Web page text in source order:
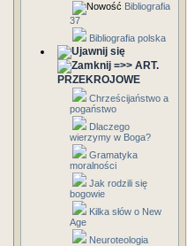
Bibliografia
37
Bibliografia polska
=>> ART.
PRZEKROJOWE
Chrześcijaństwo a
pogaństwo
Dlaczego
wierzymy w Boga?
Gramatyka
moralności
Jak rodzili się
bogowie
Kilka słów o New
Age
Neuroteologia